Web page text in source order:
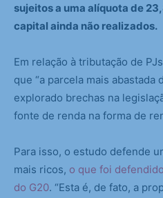
sujeitos a uma alíquota de
capital ainda não realizados.
Em relação à tributação de
que “a parcela mais abastada
explorado brechas na
fonte de renda na forma de
Para isso, o estudo defende
mais ricos, o que foi
do G20. “Esta é, de fato, a